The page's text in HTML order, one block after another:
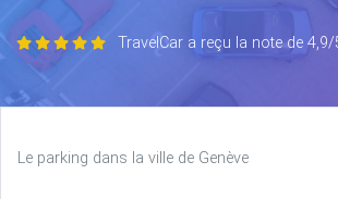
TravelCar a reçu la note de
Le parking dans la ville de Genève